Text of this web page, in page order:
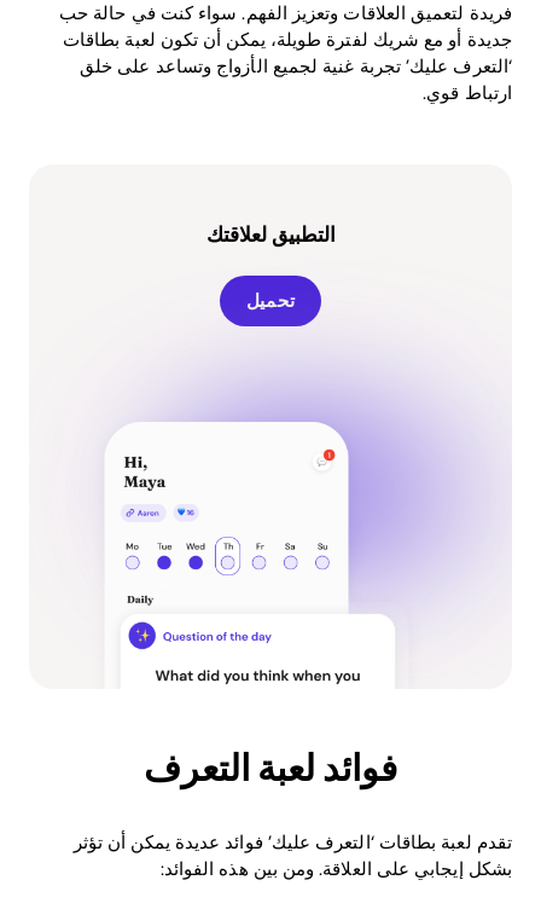
فريدة لتعميق العلاقات وتعزيز الفهم. سواء كنت في حالة حب
جديدة أو مع شريك لفترة طويلة، يمكن أن تكون لعبة بطاقات
‘التعرف عليك’ تجربة غنية لجميع الأزواج وتساعد على خلق
ارتباط قوي.
التطبيق لعلاقتك
تحميل
فوائد لعبة التعرف
تقدم لعبة بطاقات ‘التعرف عليك’ فوائد عديدة يمكن أن تؤثر
بشكل إيجابي على العلاقة. ومن بين هذه الفوائد: